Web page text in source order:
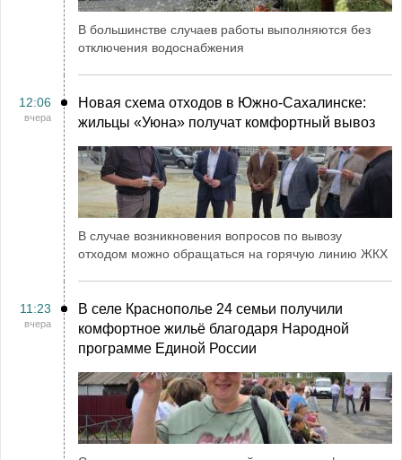
В большинстве случаев работы выполняются без
отключения водоснабжения
12:06
вчера
Новая схема отходов в Южно-Сахалинске:
жильцы «Уюна» получат комфортный вывоз
В случае возникновения вопросов по вывозу
отходом можно обращаться на горячую линию ЖКХ
11:23
вчера
В селе Краснополье 24 семьи получили
комфортное жильё благодаря Народной
программе Единой России